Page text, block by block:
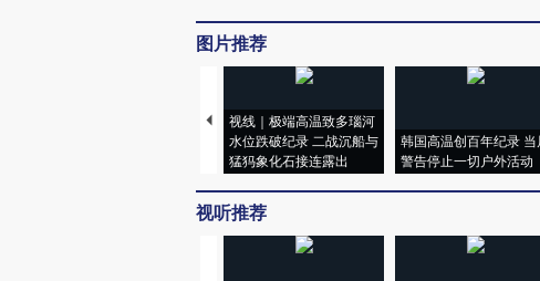
图片推荐
视线｜极端高温致多瑙河
水位跌破纪录 二战沉船与
猛犸象化石接连露出
韩国高温创百年纪录 当
警告停止一切户外活动
视听推荐